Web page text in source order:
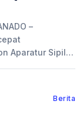
–
Aparatur Sipil
berjalan
gembira
Berita